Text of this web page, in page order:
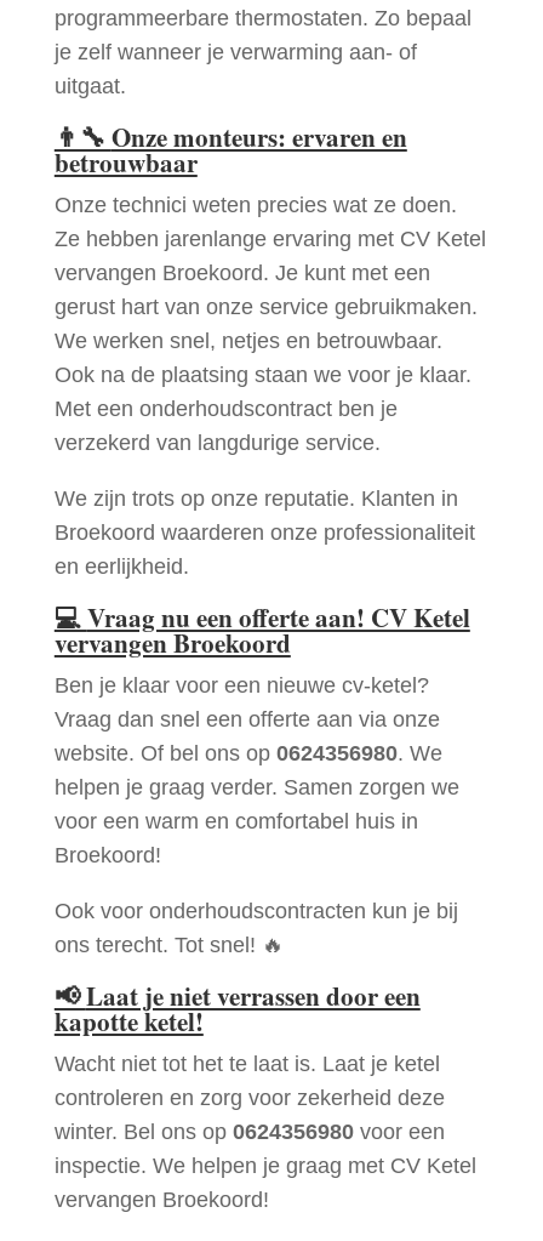
programmeerbare thermostaten. Zo bepaal
je zelf wanneer je verwarming aan- of
uitgaat.
👨‍🔧 Onze monteurs: ervaren en
betrouwbaar
Onze technici weten precies wat ze doen.
Ze hebben jarenlange ervaring met CV Ketel
vervangen Broekoord. Je kunt met een
gerust hart van onze service gebruikmaken.
We werken snel, netjes en betrouwbaar.
Ook na de plaatsing staan we voor je klaar.
Met een onderhoudscontract ben je
verzekerd van langdurige service.
We zijn trots op onze reputatie. Klanten in
Broekoord waarderen onze professionaliteit
en eerlijkheid.
💻Vraag nu een offerte aan! CV Ketel
vervangen Broekoord
Ben je klaar voor een nieuwe cv-ketel?
Vraag dan snel een offerte aan via onze
website. Of bel ons op 0624356980. We
helpen je graag verder. Samen zorgen we
voor een warm en comfortabel huis in
Broekoord!
Ook voor onderhoudscontracten kun je bij
ons terecht. Tot snel! 🔥
📢Laat je niet verrassen door een
kapotte ketel!
Wacht niet tot het te laat is. Laat je ketel
controleren en zorg voor zekerheid deze
winter. Bel ons op 0624356980voor een
inspectie. We helpen je graag met CV Ketel
vervangen Broekoord!